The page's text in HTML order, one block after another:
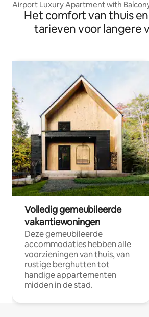
Airport Luxury Apartment with
parkeergelegenheid
Het comfort van thuis
tarieven voor langere
Volledig gemeubileerde
vakantiewoningen
Deze gemeubileerde
accommodaties hebben alle
voorzieningen van thuis, van
rustige berghutten tot
handige appartementen
midden in de stad.